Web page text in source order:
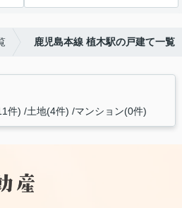
鹿児島本線 植木駅の戸建て一覧
件) 土地(4件) マンション(0件)